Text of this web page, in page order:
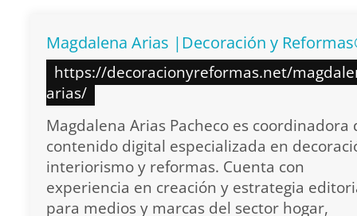
Magdalena Arias |Decoración y
https://decoracionyreformas.net/
arias/
Magdalena Arias Pacheco es coordinadora
contenido digital especializada en
interiorismo y reformas. Cuenta con
experiencia en creación y estrategia
para medios y marcas del sector hogar,